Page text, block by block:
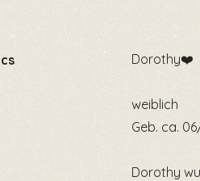
Dorothy❤️
weiblich
Geb. ca.
Dorothy